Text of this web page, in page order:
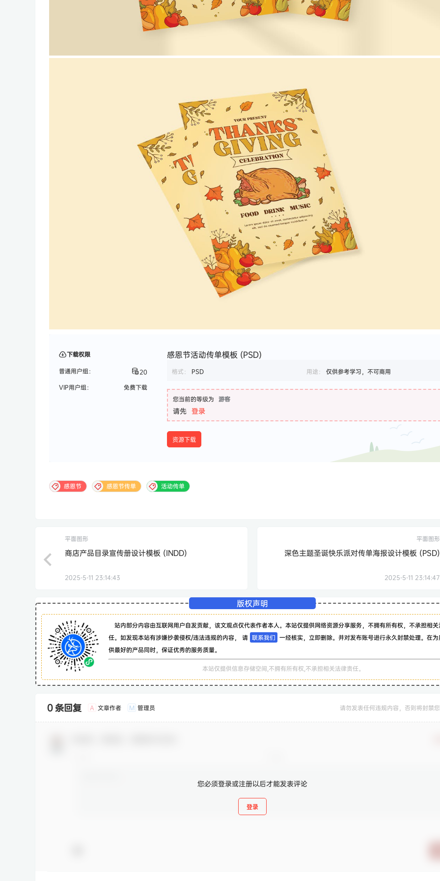
下载权限
普通用户组：
20
VIP用户组：
免费下载
感恩节活动传单模板 (PSD)
格式： PSD 用途： 仅供参考学习，不可商用
您当前的等级为 游客
请先 登录
资源下载
感恩节 感恩节传单 活动传单
平面图形
商店产品目录宣传册设计模板 (INDD)
2025-5-11 23:14:43
平面图形
深色主题圣诞快乐派对传单海报设计模板 (PSD)
2025-5-11 23:14:47
版权声明
站内部分内容由互联网用户自发贡献，该文观点仅代表作者本人。本站仅提供网络资源分享服务，不拥有所有权，不承担相
任。如发现本站有涉嫌抄袭侵权/违法违规的内容， 请 联系我们 一经核实，立即删除。并对发布账号进行永久封禁处理。在
供最好的产品同时，保证优秀的服务质量。
本站仅提供信息存储空间,不拥有所有权,不承担相关法律责任。
0 条回复 A 文章作者 M 管理员 请勿发表任何违规内容，否则将封禁
您必须登录或注册以后才能发表评论
登录